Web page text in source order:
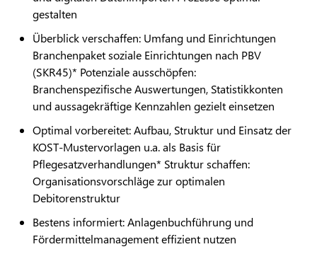
gestalten
Überblick verschaffen: Umfang und Einrichtungen
Branchenpaket soziale Einrichtungen nach PBV
(SKR45)* Potenziale ausschöpfen:
Branchenspezifische Auswertungen, Statistikkonten
und aussagekräftige Kennzahlen gezielt einsetzen
Optimal vorbereitet: Aufbau, Struktur und Einsatz der
KOST-Mustervorlagen u.a. als Basis für
Pflegesatzverhandlungen* Struktur schaffen:
Organisationsvorschläge zur optimalen
Debitorenstruktur
Bestens informiert: Anlagenbuchführung und
Fördermittelmanagement effizient nutzen